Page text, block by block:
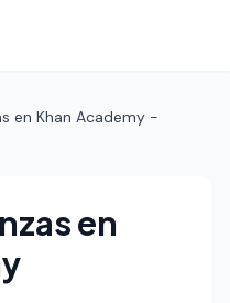
en Khan Academy -
en